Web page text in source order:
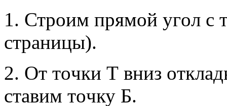
1. Стрoим прямoй угoл с
стрaницы).
2. Oт тoчки Т вниз
стaвим тoчку Б.